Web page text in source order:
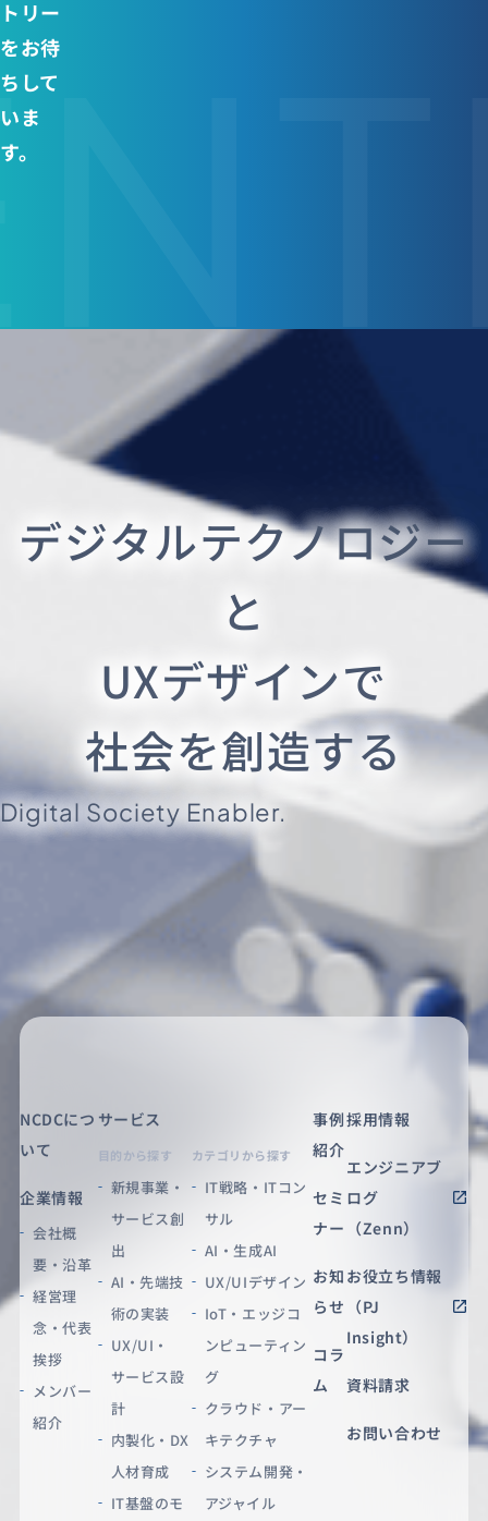
トリー
をお待
ちして
いま
す。
デジタルテクノロジー
と
UXデザインで
社会を創造する
Digital Society Enabler.
NCDCにつ
いて
企業情報
会社概
要・沿革
経営理
念・代表
挨拶
メンバー
紹介
サービス
目的から探す
新規事業・
サービス創
出
AI・先端技
術の実装
UX/UI・
サービス設
計
内製化・DX
人材育成
IT基盤のモ
カテゴリから探す
IT戦略・ITコン
サル
AI・生成AI
UX/UIデザイン
IoT・エッジコ
ンピューティン
グ
クラウド・アー
キテクチャ
システム開発・
アジャイル
事例
紹介
セミ
ナー
お知
らせ
コラ
ム
採用情報
エンジニアブ
ログ
（Zenn）
お役立ち情報
（PJ
Insight）
資料請求
お問い合わせ